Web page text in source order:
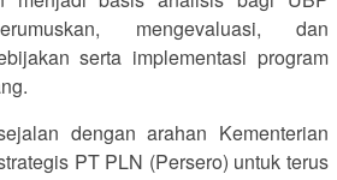
mengevaluasi, dan
serta implementasi program
dengan arahan Kementerian
PT PLN (Persero) untuk terus